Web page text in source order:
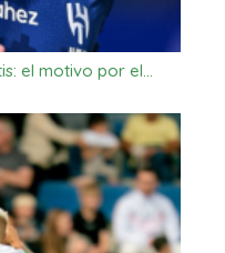
el motivo por el…